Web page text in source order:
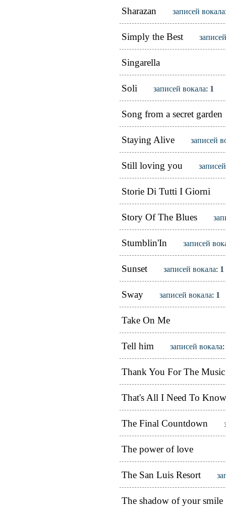
Sharazan записей вокала
Simply the Best
Singarella
Soli записей вокала: 1
Song from a secret garden
Staying Alive записей
Still loving you
Storie Di Tutti I Giorni
Story Of The Blues
Stumblin'In записей
Sunset записей вокала: 1
Sway записей вокала: 1
Take On Me
Tell him записей вокала:
Thank You For The Music
That's All I Need To Know
The Final Countdown
The power of love
The San Luis Resort
The shadow of your smile